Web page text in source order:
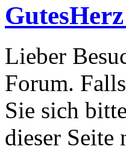
Lieber
Forum.
Sie sich
dieser Seite